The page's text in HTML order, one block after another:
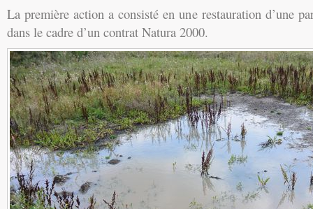
La première action a consisté en une restauration d’une
dans le cadre d’un contrat Natura 2000.